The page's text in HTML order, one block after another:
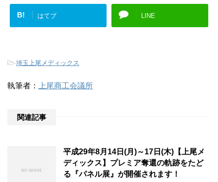
B! はてブ LINE
-埼玉上尾メディックス
執筆者： 上尾商工会議所
関連記事
平成29年8月14日(月)～17日(木)【上尾メ
ディックス】プレミア奪還の軌跡をたど
る『パネル展』が開催されます！